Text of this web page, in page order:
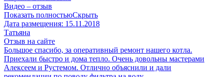
Видео – отзыв
Показать полностьюСкрыть
Дата размещения: 15.11.2018
Татьяна
Отзыв на сайте
Большое спасибо, за оперативный ремонт нашего котла.
Приехали быстро и дома тепло. Очень довольны мастерами
Алексеем и Рустемом. Отлично объяснили и дали